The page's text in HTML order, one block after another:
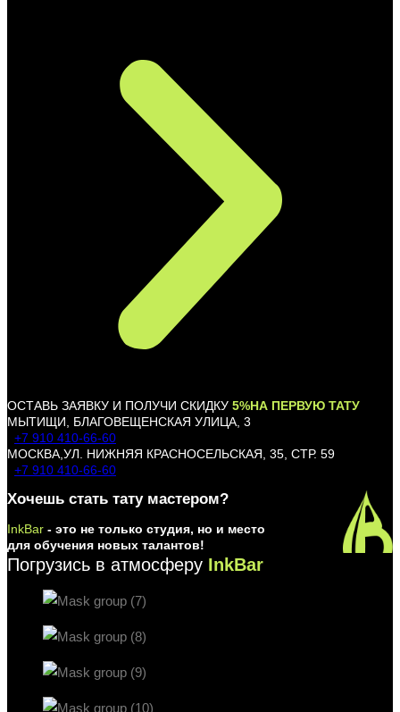
ОСТАВЬ ЗАЯВКУ И ПОЛУЧИ СКИДКУ 5%НА ПЕРВУЮ ТАТУ
МЫТИЩИ, БЛАГОВЕЩЕНСКАЯ УЛИЦА, 3
+7 910 410-66-60
МОСКВА,УЛ. НИЖНЯЯ КРАСНОСЕЛЬСКАЯ, 35, СТР. 59
+7 910 410-66-60
Хочешь стать тату мастером?
InkBar - это не только студия, но и место
для обучения новых талантов!
Погрузись в атмосферу InkBar